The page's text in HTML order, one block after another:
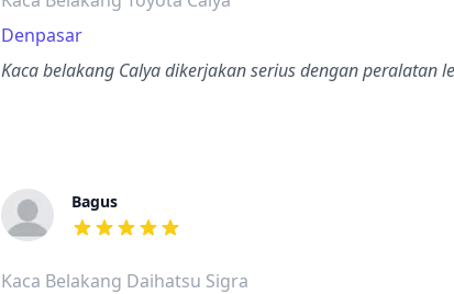
Denpasar
Kaca belakang Calya dikerjakan serius dengan peralatan
Bagus
dari ulasan adalah bintang lima
Kaca Belakang Daihatsu Sigra